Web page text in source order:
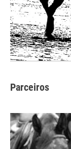
Parceiros